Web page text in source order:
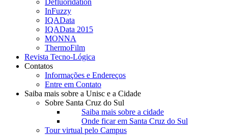
InFuzzy
IQAData
IQAData 2015
MONNA
ThermoFilm
Revista Tecno-Lógica
Contatos
Informações e Endereços
Entre em Contato
Saiba mais sobre a Unisc e a Cidade
Sobre Santa Cruz do Sul
Saiba mais sobre a cidade
Onde ficar em Santa Cruz do Sul
Tour virtual pelo Campus